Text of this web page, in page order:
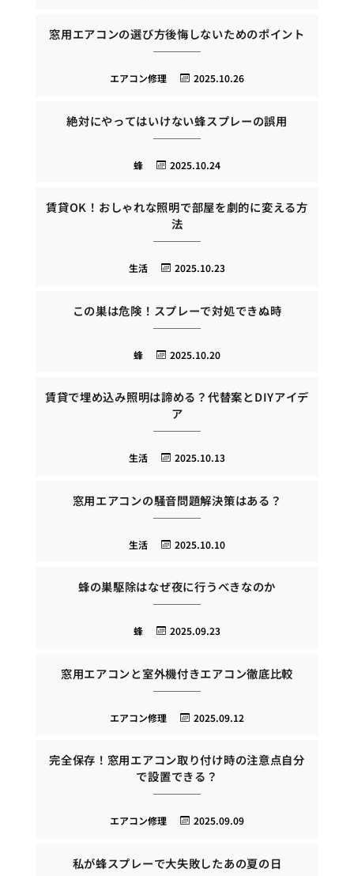
窓用エアコンの選び方後悔しないためのポイント
2025.10.26
エアコン修理
絶対にやってはいけない蜂スプレーの誤用
2025.10.24
蜂
賃貸OK！おしゃれな照明で部屋を劇的に変える方
法
2025.10.23
生活
この巣は危険！スプレーで対処できぬ時
2025.10.20
蜂
賃貸で埋め込み照明は諦める？代替案とDIYアイデ
ア
2025.10.13
生活
窓用エアコンの騒音問題解決策はある？
2025.10.10
生活
蜂の巣駆除はなぜ夜に行うべきなのか
2025.09.23
蜂
窓用エアコンと室外機付きエアコン徹底比較
2025.09.12
エアコン修理
完全保存！窓用エアコン取り付け時の注意点自分
で設置できる？
2025.09.09
エアコン修理
私が蜂スプレーで大失敗したあの夏の日